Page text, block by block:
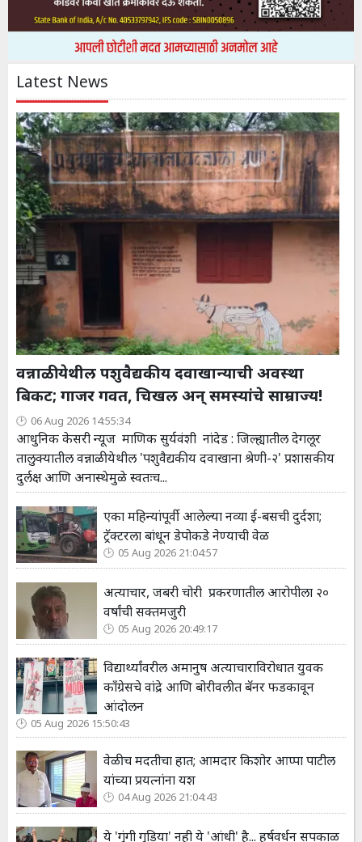
Latest News
वन्नाळी येथील पशुवैद्यकीय दवाखान्याची अवस्था
बिकट; गाजर गवत, चिखल अन् समस्यांचे साम्राज्य!
06 Aug 2026 14:55:34
आधुनिक केसरी न्यूज माणिक सुर्यवंशी नांदेड : जिल्ह्यातील देगलूर
तालुक्यातील वन्नाळी येथील 'पशुवैद्यकीय दवाखाना श्रेणी-२' प्रशासकीय
दुर्लक्ष आणि अनास्थेमुळे स्वतःच...
एका महिन्यांपूर्वी आलेल्या नव्या ई-बसची दुर्दशा;
ट्रॅक्टरला बांधून डेपोकडे नेण्याची वेळ
05 Aug 2026 21:04:57
अत्याचार, जबरी चोरी प्रकरणातील आरोपीला २०
वर्षांची सक्तमजुरी
05 Aug 2026 20:49:17
विद्यार्थ्यांवरील अमानुष अत्याचाराविरोधात युवक
काँग्रेसचे वांद्रे आणि बोरीवलीत बॅनर फडकावून
आंदोलन
05 Aug 2026 15:50:43
वेळीच मदतीचा हात; आमदार किशोर आप्पा पाटील
यांच्या प्रयत्नांना यश
04 Aug 2026 21:04:43
ये 'गुंगी गुडिया' नही ये 'आंधी' है... हर्षवर्धन सपकाळ